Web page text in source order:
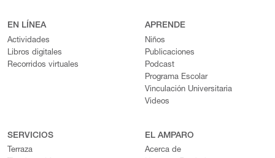
EN LÍNEA
Actividades
Libros digitales
Recorridos virtuales
APRENDE
Niños
Publicaciones
Podcast
Programa Escolar
Vinculación Universitaria
Videos
SERVICIOS
Terraza
EL AMPARO
Acerca de